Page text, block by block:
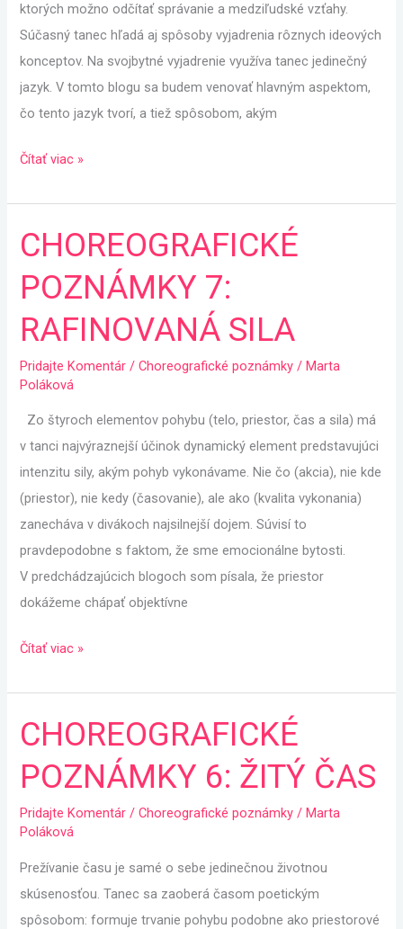
ktorých možno odčítať správanie a medziľudské vzťahy.
Súčasný tanec hľadá aj spôsoby vyjadrenia rôznych ideových
konceptov. Na svojbytné vyjadrenie využíva tanec jedinečný
jazyk. V tomto blogu sa budem venovať hlavným aspektom,
čo tento jazyk tvorí, a tiež spôsobom, akým
Čítať viac »
CHOREOGRAFICKÉ
POZNÁMKY 7:
RAFINOVANÁ SILA
Pridajte Komentár /Choreografické poznámky /Marta
Poláková
Zo štyroch elementov pohybu (telo, priestor, čas a sila) má
v tanci najvýraznejší účinok dynamický element predstavujúci
intenzitu sily, akým pohyb vykonávame. Nie čo (akcia), nie kde
(priestor), nie kedy (časovanie), ale ako (kvalita vykonania)
zanecháva v divákoch najsilnejší dojem. Súvisí to
pravdepodobne s faktom, že sme emocionálne bytosti.
V predchádzajúcich blogoch som písala, že priestor
dokážeme chápať objektívne
CHOREOGRAFICKÉ
POZNÁMKY
7:
SILA
Čítať viac »
CHOREOGRAFICKÉ
POZNÁMKY 6: ŽITÝ ČAS
Pridajte Komentár /Choreografické poznámky /Marta
Poláková
Prežívanie času je samé o sebe jedinečnou životnou
skúsenosťou. Tanec sa zaoberá časom poetickým
spôsobom: formuje trvanie pohybu podobne ako priestorové
CHOREOGRAFICKÉ
POZNÁMKY
6:
ČAS